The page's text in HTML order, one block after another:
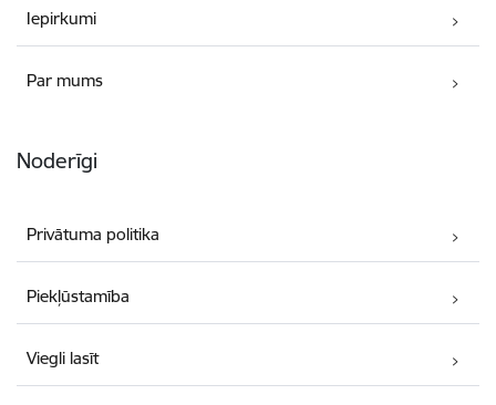
Iepirkumi
Par mums
Noderīgi
Privātuma politika
Piekļūstamība
Viegli lasīt